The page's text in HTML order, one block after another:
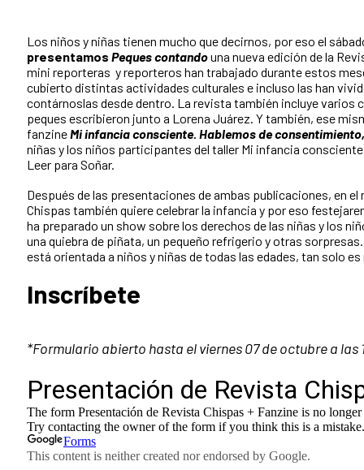
Los niños y niñas tienen mucho que decirnos, por eso el
presentamos Peques contandouna nueva edición de la
mini reporteras y reporteros han trabajado durante estos
cubierto distintas actividades culturales e incluso las han
contárnoslas desde dentro. La revista también incluye varios
peques escribieron junto a Lorena Juárez. Y también, ese
fanzineMi infancia consciente. Hablemos de consentimiento,
niñas y los niños participantes del taller Mi infancia
Leer para Soñar.
Después de las presentaciones de ambas publicaciones, en el
Chispas también quiere celebrar la infancia y por eso
ha preparado un show sobre los derechos de las niñas y los
una quiebra de piñata, un pequeño refrigerio y otras
está orientada a niños y niñas de todas las edades, tan solo
Inscríbete
*Formulario abierto hasta el viernes 07 de octubre a las